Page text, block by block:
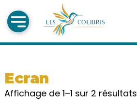
Ecran
Affichage de 1–1 sur 2 résultats